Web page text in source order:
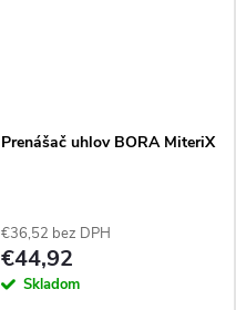
Prenášač uhlov BORA MiteriX
€36,52 bez DPH
€44,92
Skladom